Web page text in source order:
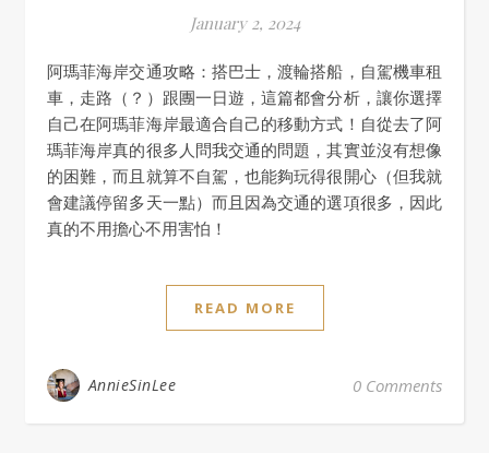
January 2, 2024
阿瑪菲海岸交通攻略：搭巴士，渡輪搭船，自駕機車租
車，走路（？）跟團一日遊，這篇都會分析，讓你選擇
自己在阿瑪菲海岸最適合自己的移動方式！自從去了阿
瑪菲海岸真的很多人問我交通的問題，其實並沒有想像
的困難，而且就算不自駕，也能夠玩得很開心（但我就
會建議停留多天一點）而且因為交通的選項很多，因此
真的不用擔心不用害怕！
READ MORE
AnnieSinLee 0 Comments